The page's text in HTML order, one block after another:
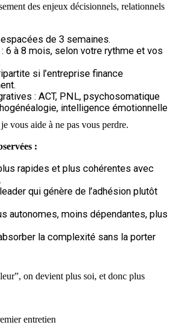
des enjeux décisionnels, relationnels
de 3 semaines.
6 à 8 mois, selon votre rythme et vos
si l’entreprise finance
: ACT, PNL, psychosomatique
intelligence émotionnelle
vous aide à ne pas vous perdre.
:
rapides et plus cohérentes avec
qui génère de l’adhésion plutôt
autonomes, moins dépendantes, plus
la complexité sans la porter
on devient plus soi, et donc plus
entretien